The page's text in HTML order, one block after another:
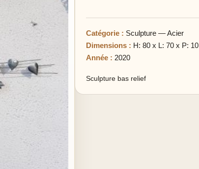
Catégorie : Sculpture — Acier
Dimensions : H: 80 x L: 70 x P: 10
Année : 2020
Sculpture bas relief